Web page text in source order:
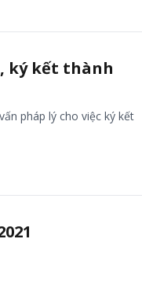
ký kết thành
pháp lý cho việc ký kết